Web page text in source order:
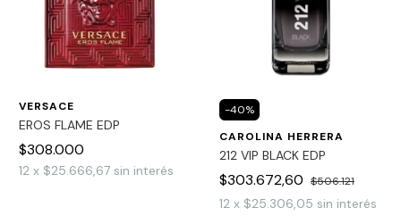
VERSACE
EROS FLAME EDP
$308.000
12 x $25.666,67 sin interés
-40%
CAROLINA HERRERA
212 VIP BLACK EDP
$303.672,60 $506.121
12 x $25.306,05 sin interés